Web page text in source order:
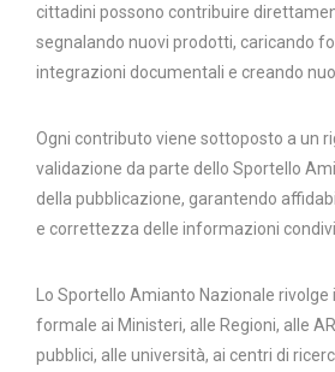
cittadini possono contribuire
segnalando nuovi prodotti, caricando
integrazioni documentali e creando
Ogni contributo viene sottoposto a un
validazione da parte dello Sportello
della pubblicazione, garantendo
e correttezza delle informazioni
Lo Sportello Amianto Nazionale
formale ai Ministeri, alle Regioni, alle
pubblici, alle università, ai centri di